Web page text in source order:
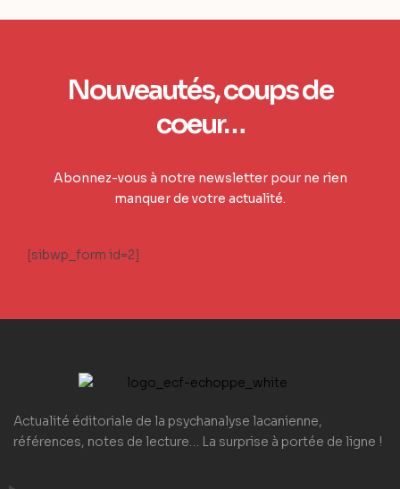
Nouveautés, coups de
coeur…
Abonnez-vous à notre newsletter pour ne rien
manquer de votre actualité.
[sibwp_form id=2]
Actualité éditoriale de la psychanalyse lacanienne,
références, notes de lecture… La surprise à portée de ligne !